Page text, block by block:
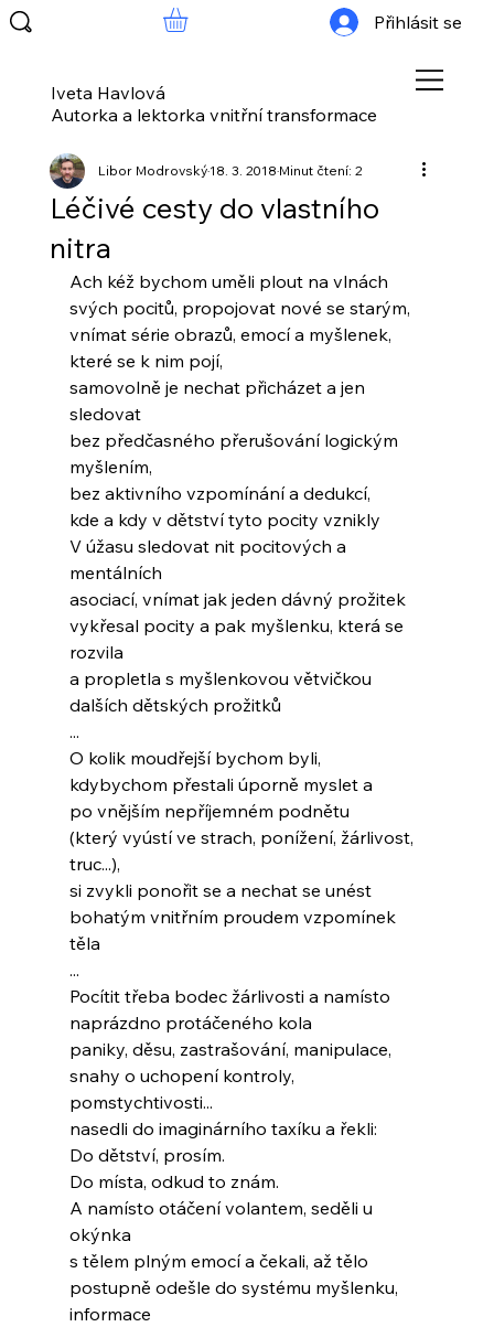
Iveta Havlová
Autorka a lektorka vnitřní transformace
Přihlásit se
Léčivé cesty do vlastního
nitra
Libor Modrovský18. 3. 2018Minut čtení: 2
Ach kéž bychom uměli plout na vlnách
svých pocitů, propojovat nové se starým,
vnímat série obrazů, emocí a myšlenek,
které se k nim pojí,
samovolně je nechat přicházet a jen
sledovat
bez předčasného přerušování logickým
myšlením,
bez aktivního vzpomínání a dedukcí,
kde a kdy v dětství tyto pocity vznikly
V úžasu sledovat nit pocitových a
mentálních
asociací, vnímat jak jeden dávný prožitek
vykřesal pocity a pak myšlenku, která se
rozvila
a propletla s myšlenkovou větvičkou
dalších dětských prožitků
...
O kolik moudřejší bychom byli,
kdybychom přestali úporně myslet a
po vnějším nepříjemném podnětu
(který vyústí ve strach, ponížení, žárlivost,
truc...),
si zvykli ponořit se a nechat se unést
bohatým vnitřním proudem vzpomínek
těla
...
Pocítit třeba bodec žárlivosti a namísto
naprázdno protáčeného kola
paniky, děsu, zastrašování, manipulace,
snahy o uchopení kontroly,
pomstychtivosti...
nasedli do imaginárního taxíku a řekli:
Do dětství, prosím.
Do místa, odkud to znám.
A namísto otáčení volantem, seděli u
okýnka
s tělem plným emocí a čekali, až tělo
postupně odešle do systému myšlenku,
informace